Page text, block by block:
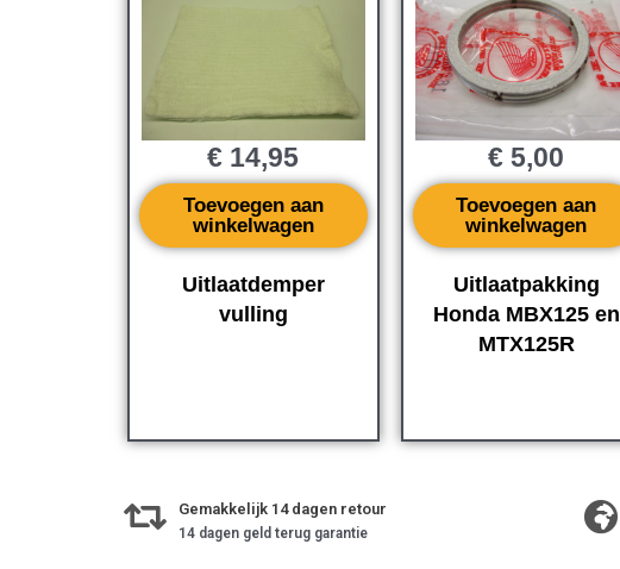
Uitlaatdemper
vulling
€ 14,95
Toevoegen aan
winkelwagen
Uitlaatpakking
Honda MBX125 en
MTX125R
€ 5,00
Toevoegen aan
winkelwagen
Gemakkelijk 14 dagen retour
14 dagen geld terug garantie